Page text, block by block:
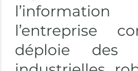
l’entreprise
déploie des